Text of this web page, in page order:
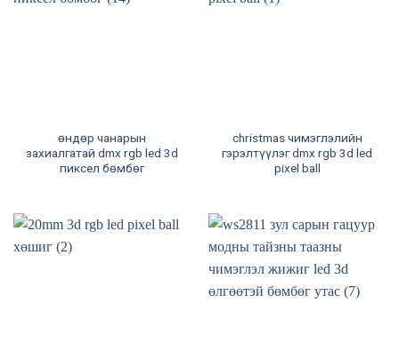
өндөр чанарын
захиалгатай dmx rgb led 3d
пиксел бөмбөг
christmas чимэглэлийн
гэрэлтүүлэг dmx rgb 3d led
pixel ball